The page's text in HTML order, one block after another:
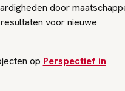
door
voor nieuwe
op Perspectief in